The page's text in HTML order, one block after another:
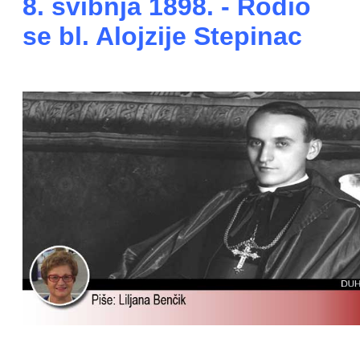
8. svibnja 1898. - Rodio
se bl. Alojzije Stepinac